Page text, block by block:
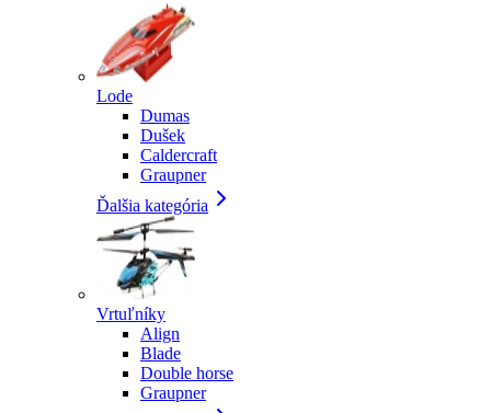
Lode
Dumas
Dušek
Caldercraft
Graupner
Ďalšia kategória
Vrtuľníky
Align
Blade
Double horse
Graupner